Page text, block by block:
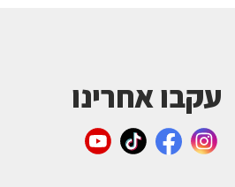
עקבו אחרינו